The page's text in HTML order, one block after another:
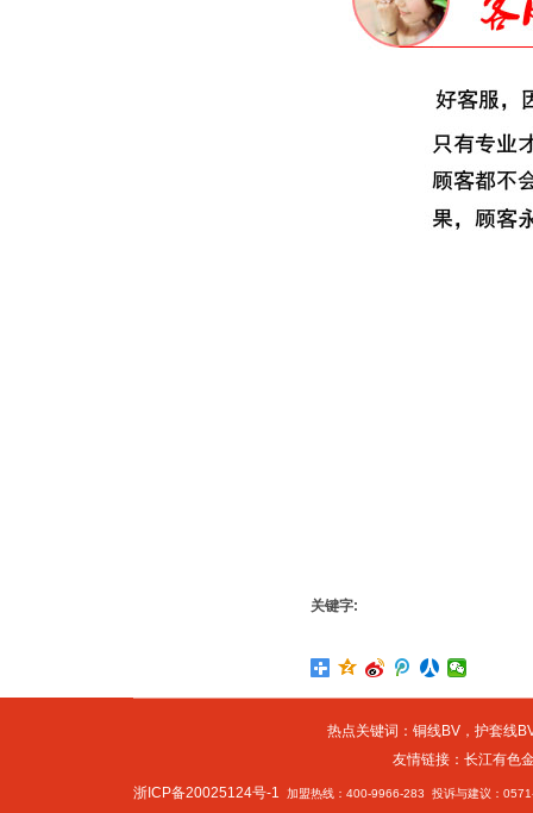
关键字:
热点关键词： 铜线BV， 护套线
友情链接： 长江有色
浙ICP备20025124号-1 加盟热线：400-9966-283 投诉与建议：